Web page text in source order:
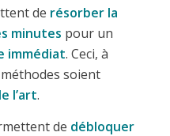
de résorber la
minutes pour un
immédiat. Ceci, à
soient
l’art.
de débloquer